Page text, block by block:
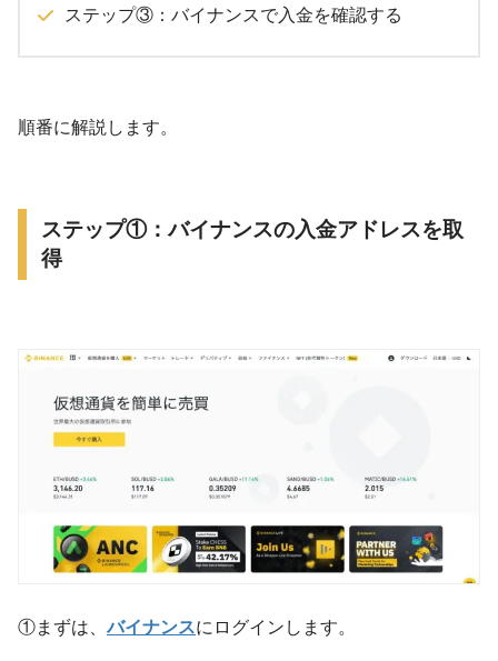
ステップ③：バイナンスで入金を確認する
順番に解説します。
ステップ①：バイナンスの入金アドレスを取
得
①まずは、バイナンスにログインします。